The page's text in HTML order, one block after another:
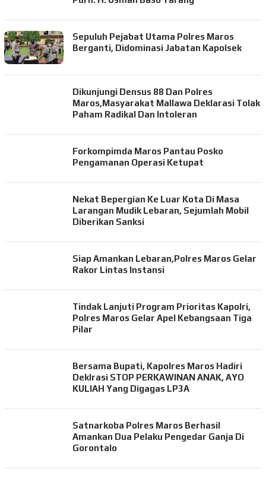
Sepuluh Pejabat Utama Polres Maros
Berganti, Didominasi Jabatan Kapolsek
Dikunjungi Densus 88 Dan Polres
Maros,Masyarakat Mallawa Deklarasi Tolak
Paham Radikal Dan Intoleran
Forkompimda Maros Pantau Posko
Pengamanan Operasi Ketupat
Nekat Bepergian Ke Luar Kota Di Masa
Larangan Mudik Lebaran, Sejumlah Mobil
Diberikan Sanksi
Siap Amankan Lebaran,Polres Maros Gelar
Rakor Lintas Instansi
Tindak Lanjuti Program Prioritas Kapolri,
Polres Maros Gelar Apel Kebangsaan Tiga
Pilar
Bersama Bupati, Kapolres Maros Hadiri
Deklrasi STOP PERKAWINAN ANAK, AYO
KULIAH Yang Digagas LP3A
Satnarkoba Polres Maros Berhasil
Amankan Dua Pelaku Pengedar Ganja Di
Gorontalo